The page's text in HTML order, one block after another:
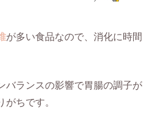
が多い食品なので、消化に時間
バランスの影響で胃腸の調子が
がちです。